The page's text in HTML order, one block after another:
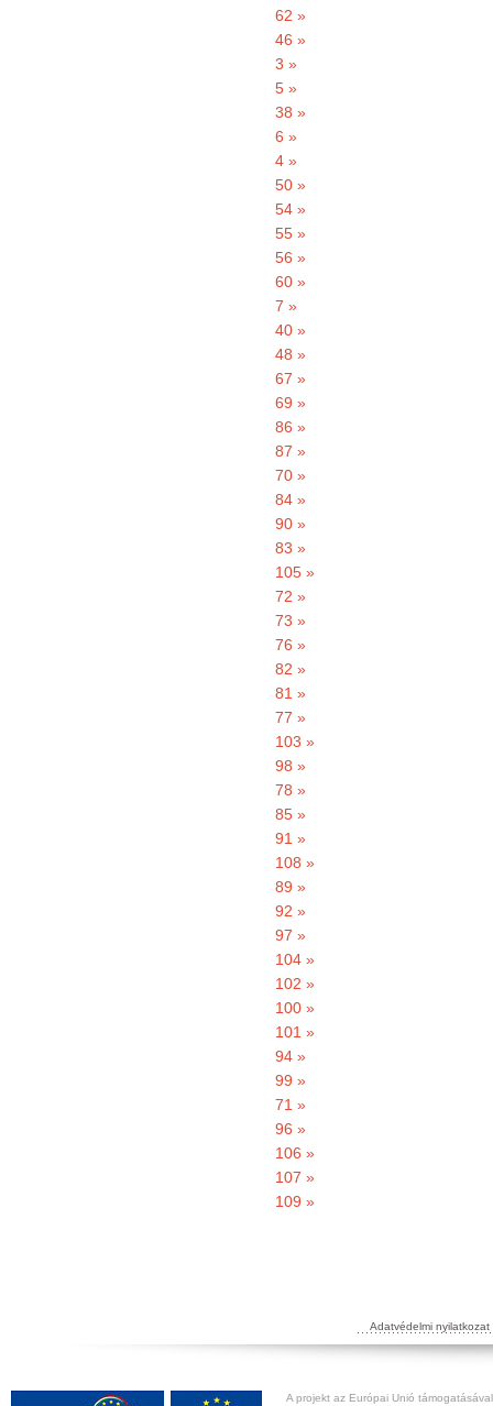
62 »
46 »
3 »
5 »
38 »
6 »
4 »
50 »
54 »
55 »
56 »
60 »
7 »
40 »
48 »
67 »
69 »
86 »
87 »
70 »
84 »
90 »
83 »
105 »
72 »
73 »
76 »
82 »
81 »
77 »
103 »
98 »
78 »
85 »
91 »
108 »
89 »
92 »
97 »
104 »
102 »
100 »
101 »
94 »
99 »
71 »
96 »
106 »
107 »
109 »
Adatvédelmi nyilatkozat
A projekt az Európai Unió